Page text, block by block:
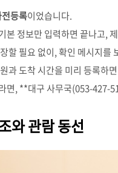
등록이었습니다.
본 정보만 입력하면 끝나고,
할 필요 없이, 확인 메시지를
과 도착 시간을 미리 등록하
면, **대구 사무국(053-427-
와 관람 동선